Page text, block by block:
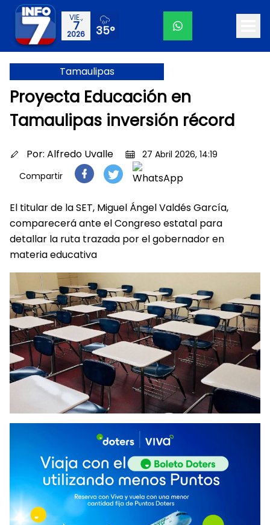
VIE.,
7
2026 35°
Tamaulipas
Proyecta Educación en
Tamaulipas inversión récord
Por: Alfredo Uvalle
27 Abril 2026, 14:19
Compartir
El titular de la SET, Miguel Ángel Valdés García,
comparecerá ante el Congreso estatal para
detallar la ruta trazada por el gobernador en
materia educativa